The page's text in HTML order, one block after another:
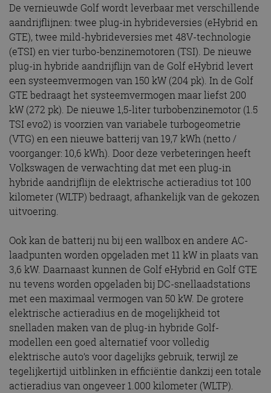
De vernieuwde Golf wordt leverbaar met verschillende
aandrijflijnen: twee plug-in hybrideversies (eHybrid en
GTE), twee mild-hybrideversies met 48V-technologie
(eTSI) en vier turbo-benzinemotoren (TSI). De nieuwe
plug-in hybride aandrijflijn van de Golf eHybrid levert
een systeemvermogen van 150 kW (204 pk). In de Golf
GTE bedraagt het systeemvermogen maar liefst 200
kW (272 pk). De nieuwe 1,5-liter turbobenzinemotor (1.5
TSI evo2) is voorzien van variabele turbogeometrie
(VTG) en een nieuwe batterij van 19,7 kWh (netto /
voorganger: 10,6 kWh). Door deze verbeteringen heeft
Volkswagen de verwachting dat met een plug-in
hybride aandrijflijn de elektrische actieradius tot 100
kilometer (WLTP) bedraagt, afhankelijk van de gekozen
uitvoering.
Ook kan de batterij nu bij een wallbox en andere AC-
laadpunten worden opgeladen met 11 kW in plaats van
3,6 kW. Daarnaast kunnen de Golf eHybrid en Golf GTE
nu tevens worden opgeladen bij DC-snellaadstations
met een maximaal vermogen van 50 kW. De grotere
elektrische actieradius en de mogelijkheid tot
snelladen maken van de plug-in hybride Golf-
modellen een goed alternatief voor volledig
elektrische auto’s voor dagelijks gebruik, terwijl ze
tegelijkertijd uitblinken in efficiëntie dankzij een totale
actieradius van ongeveer 1.000 kilometer (WLTP).